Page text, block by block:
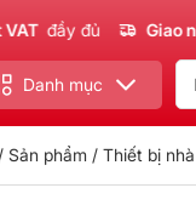
đủ Giao nhanh
Danh mục
/ Sản phẩm / Thiết bị